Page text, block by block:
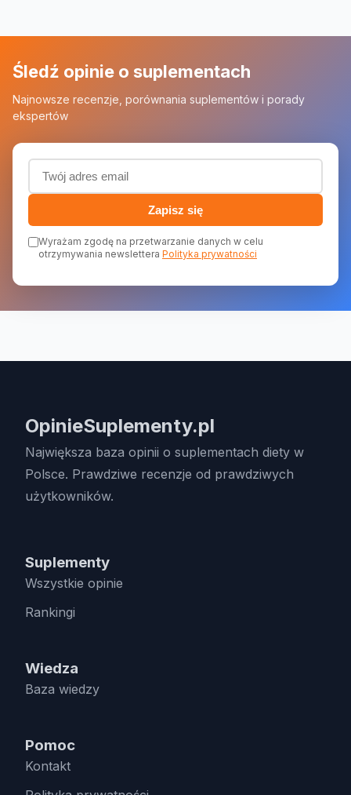
Śledź opinie o suplementach
Najnowsze recenzje, porównania suplementów i porady
ekspertów
Adres email (wymagany)
Zapisz się
Wyrażam zgodę na przetwarzanie danych w celu
otrzymywania newslettera Polityka prywatności
OpinieSuplementy.pl
Największa baza opinii o suplementach diety w
Polsce. Prawdziwe recenzje od prawdziwych
użytkowników.
Suplementy
Wszystkie opinie
Rankingi
Wiedza
Baza wiedzy
Pomoc
Kontakt